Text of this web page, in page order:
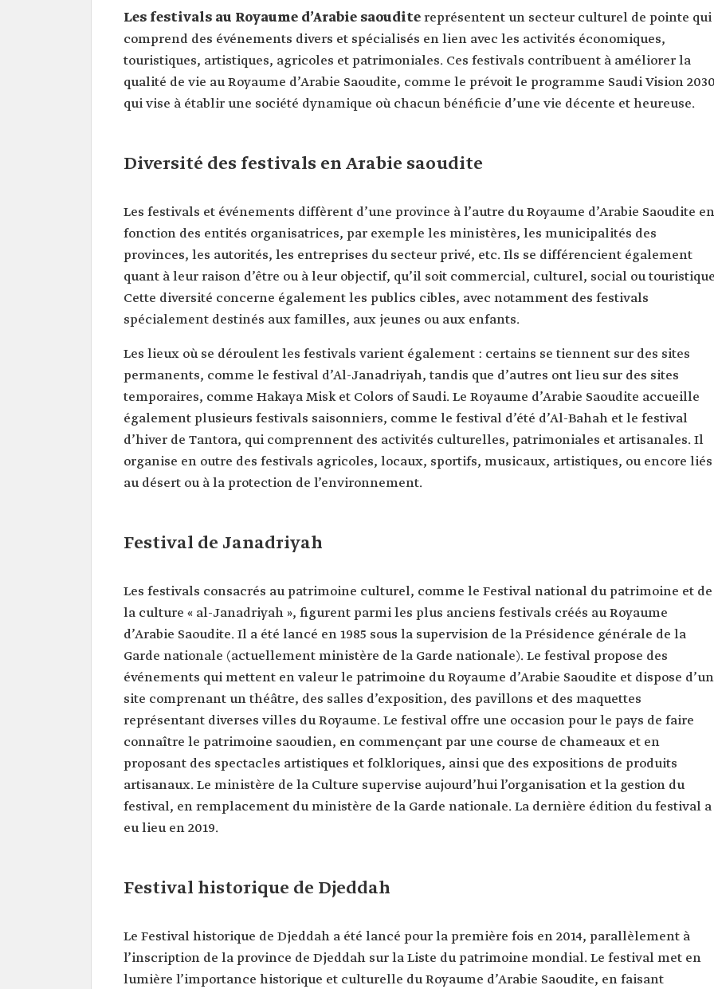
Les festivals au Royaume d’Arabie saouditereprésentent un secteur culturel de pointe qui
comprend des événements divers et spécialisés en lien avec les activités économiques,
touristiques, artistiques, agricoles et patrimoniales. Ces festivals contribuent à améliorer la
qualité de vie au Royaume d’Arabie Saoudite, comme le prévoit le programme Saudi Vision
qui vise à établir une société dynamique où chacun bénéficie d’une vie décente et heureuse.
Diversité des festivals en Arabie saoudite
Les festivals et événements diffèrent d’une province à l’autre du Royaume d’Arabie Saoudite en
fonction des entités organisatrices, par exemple les ministères, les municipalités des
provinces, les autorités, les entreprises du secteur privé, etc. Ils se différencient également
quant à leur raison d’être ou à leur objectif, qu’il soit commercial, culturel, social ou
Cette diversité concerne également les publics cibles, avec notamment des festivals
spécialement destinés aux familles, aux jeunes ou aux enfants.
Les lieux où se déroulent les festivals varient également : certains se tiennent sur des sites
permanents, comme le festival d’Al-Janadriyah, tandis que d’autres ont lieu sur des sites
temporaires, comme Hakaya Misk et Colors of Saudi. Le Royaume d’Arabie Saoudite accueille
également plusieurs festivals saisonniers, comme le festival d’été d’Al-Bahah et le festival
d’hiver de Tantora, qui comprennent des activités culturelles, patrimoniales et artisanales. Il
organise en outre des festivals agricoles, locaux, sportifs, musicaux, artistiques, ou encore liés
au désert ou à la protection de l’environnement.
Festival de Janadriyah
Les festivals consacrés au patrimoine culturel, comme le Festival national du patrimoine et de
la culture « al-Janadriyah », figurent parmi les plus anciens festivals créés au Royaume
d’Arabie Saoudite. Il a été lancé en 1985 sous la supervision de la Présidence générale de la
Garde nationale (actuellement ministère de la Garde nationale). Le festival propose des
événements qui mettent en valeur le patrimoine du Royaume d’Arabie Saoudite et dispose d’un
site comprenant un théâtre, des salles d’exposition, des pavillons et des maquettes
représentant diverses villes du Royaume. Le festival offre une occasion pour le pays de faire
connaître le patrimoine saoudien, en commençant par une course de chameaux et en
proposant des spectacles artistiques et folkloriques, ainsi que des expositions de produits
artisanaux. Le ministère de la Culture supervise aujourd’hui l’organisation et la gestion du
festival, en remplacement du ministère de la Garde nationale. La dernière édition du festival a
eu lieu en 2019.
Festival historique de Djeddah
Le Festival historique de Djeddah a été lancé pour la première fois en 2014, parallèlement à
l’inscription de la province de Djeddah sur la Liste du patrimoine mondial. Le festival met en
lumière l’importance historique et culturelle du Royaume d’Arabie Saoudite, en faisant